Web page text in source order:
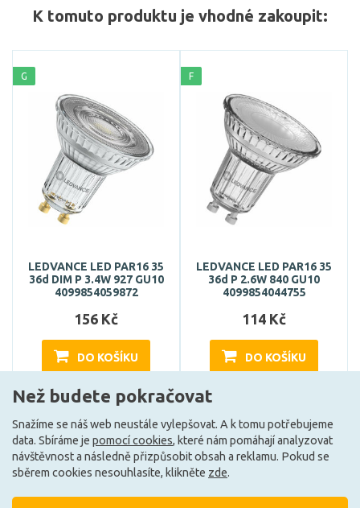
K tomuto produktu je vhodné zakoupit:
G
LEDVANCE LED PAR16 35
36d DIM P 3.4W 927 GU10
4099854059872
156 Kč
DO KOŠÍKU
Může být u Vás 19. 8.
F
LEDVANCE LED PAR16 35
36d P 2.6W 840 GU10
4099854044755
114 Kč
DO KOŠÍKU
Může být u Vás 11. 8.
Než budete pokračovat
Snažíme se náš web neustále vylepšovat. A k tomu potřebujeme
data. Sbíráme je pomocí cookies, které nám pomáhají analyzovat
návštěvnost a následně přizpůsobit obsah a reklamu. Pokud se
sběrem cookies nesouhlasíte, klikněte zde.